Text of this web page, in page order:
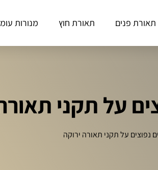
תאורת פנים תאורת חוץ מנורות